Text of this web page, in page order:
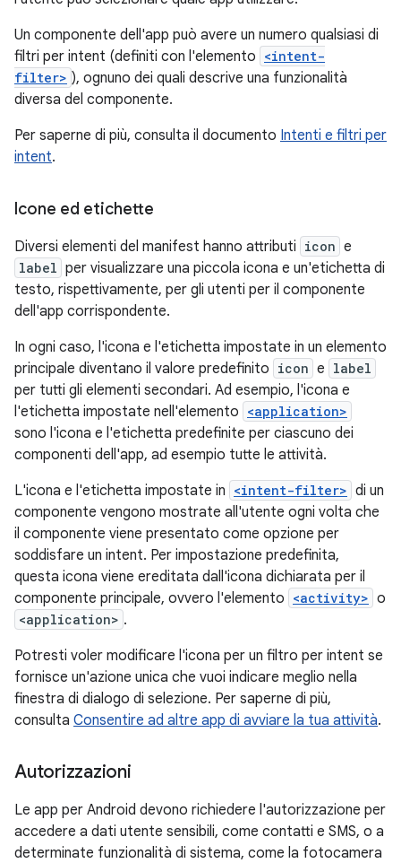
Un componente dell'app può avere un numero qualsiasi di
filtri per intent (definiti con l'elemento <intent-
filter> ), ognuno dei quali descrive una funzionalità
diversa del componente.
Per saperne di più, consulta il documento Intenti e filtri per
intent.
Icone ed etichette
Diversi elementi del manifest hanno attributi icon e
label per visualizzare una piccola icona e un'etichetta di
testo, rispettivamente, per gli utenti per il componente
dell'app corrispondente.
In ogni caso, l'icona e l'etichetta impostate in un elemento
principale diventano il valore predefinito icon e label
per tutti gli elementi secondari. Ad esempio, l'icona e
l'etichetta impostate nell'elemento <application>
sono l'icona e l'etichetta predefinite per ciascuno dei
componenti dell'app, ad esempio tutte le attività.
L'icona e l'etichetta impostate in <intent-filter> di un
componente vengono mostrate all'utente ogni volta che
il componente viene presentato come opzione per
soddisfare un intent. Per impostazione predefinita,
questa icona viene ereditata dall'icona dichiarata per il
componente principale, ovvero l'elemento <activity> o
<application> .
Potresti voler modificare l'icona per un filtro per intent se
fornisce un'azione unica che vuoi indicare meglio nella
finestra di dialogo di selezione. Per saperne di più,
consulta Consentire ad altre app di avviare la tua attività.
Autorizzazioni
Le app per Android devono richiedere l'autorizzazione per
accedere a dati utente sensibili, come contatti e SMS, o a
determinate funzionalità di sistema, come la fotocamera